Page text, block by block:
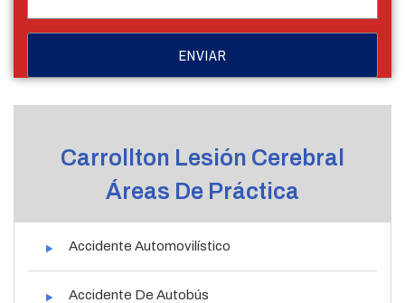
Carrollton Lesión Cerebral
Áreas De Práctica
Accidente Automovilístico
Accidente De Autobús